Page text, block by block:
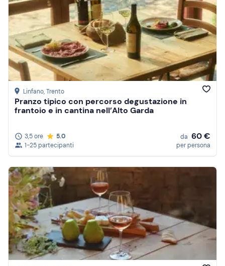
Linfano, Trento
Pranzo tipico con percorso degustazione in
frantoio e in cantina nell’Alto Garda
3,5 ore
5.0
1-25 partecipanti
da 60 €
per persona